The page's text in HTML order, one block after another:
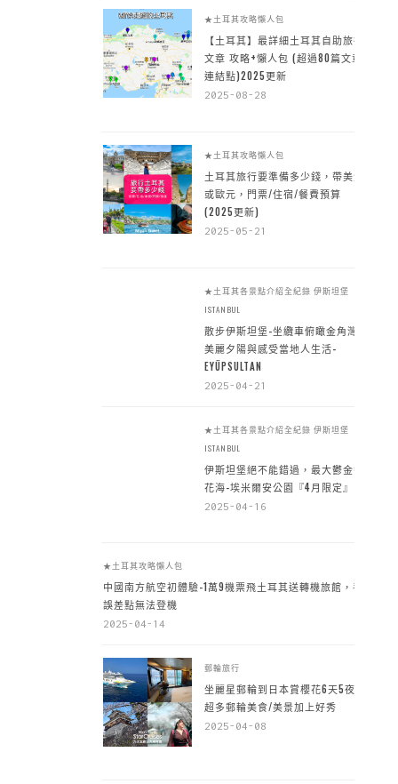
★土耳其攻略懶人包
【土耳其】最詳細土耳其自助旅行
文章 攻略+懶人包 (超過80篇文章~
連結點)2025更新
2025-08-28
★土耳其攻略懶人包
土耳其旅行要準備多少錢，帶美金
或歐元，門票/住宿/餐費預算
(2025更新)
2025-05-21
★土耳其各景點介紹全紀錄 伊斯坦堡
ISTANBUL
散步伊斯坦堡-坐纜車俯瞰金角灣
美麗夕陽與感受當地人生活-
EYÜPSULTAN
2025-04-21
★土耳其各景點介紹全紀錄 伊斯坦堡
ISTANBUL
伊斯坦堡絕不能錯過，最大鬱金香
花海-埃米爾安公園『4月限定』
2025-04-16
★土耳其攻略懶人包
中國南方航空初體驗-1萬9機票飛土耳其送轉機旅館，手
誤差點無法登機
2025-04-14
郵輪旅行
坐麗星郵輪到日本賞櫻花6天5夜，
超多郵輪美食/美景加上好秀
2025-04-08